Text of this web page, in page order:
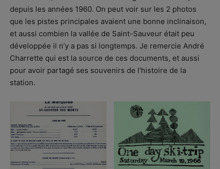
depuis les années 1960. On peut voir sur les 2 photos
que les pistes principales avaient une bonne inclinaison,
et aussi combien la vallée de Saint-Sauveur était peu
développée il n’y a pas si longtemps. Je remercie André
Charrette qui est la source de ces documents, et aussi
pour avoir partagé ses souvenirs de l’histoire de la
station.